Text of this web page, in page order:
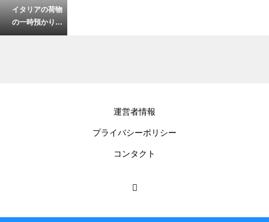
イタリアの荷物
の一時預かりの
探し方！身軽に
運営者情報
プライバシーポリシー
コンタクト